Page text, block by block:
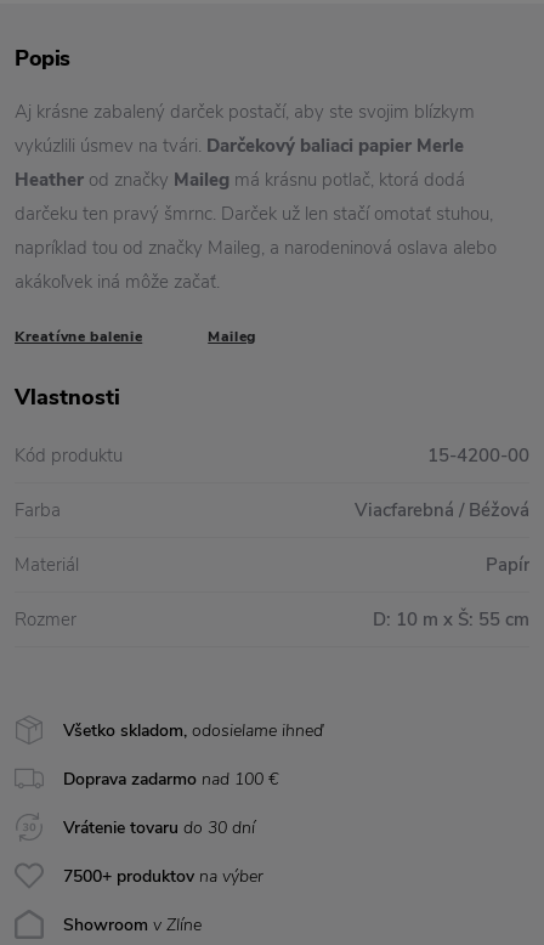
Všetko skladom, odosielame ihneď
Doprava zadarmo nad 100 €
Vrátenie tovaru do 30 dní
7500+ produktov na výber
Showroom v Zlíne
Popis
Aj krásne zabalený darček postačí, aby ste svojim blízkym
vykúzlili úsmev na tvári. Darčekový baliaci papier Merle
Heather od značky Maileg má krásnu potlač, ktorá dodá
darčeku ten pravý šmrnc. Darček už len stačí omotať stuhou,
napríklad tou od značky Maileg, a narodeninová oslava alebo
akákoľvek iná môže začať.
Kreatívne balenie Maileg
Vlastnosti
Kód produktu 15-4200-00
Farba Viacfarebná / Béžová
Materiál Papír
Rozmer D: 10 m x Š: 55 cm